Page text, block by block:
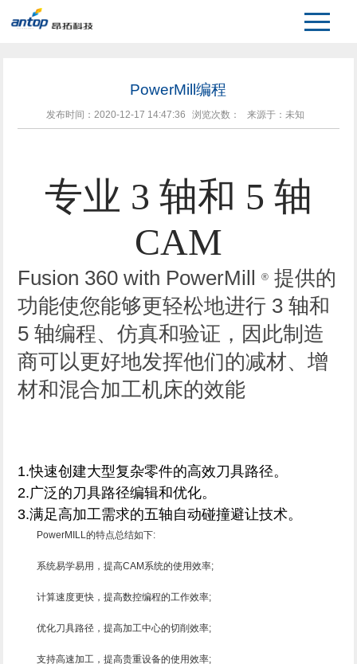
首页>
PowerMill编程
发布时间：2020-12-17 14:47:36 浏览次数： 来源于：未知
专业 3 轴和 5 轴
CAM
Fusion 360 with PowerMill ® 提供的
功能使您能够更轻松地进行 3 轴和
5 轴编程、仿真和验证，因此制造
商可以更好地发挥他们的减材、增
材和混合加工机床的效能
1.快速创建大型复杂零件的高效刀具路径。
2.广泛的刀具路径编辑和优化。
3.满足高加工需求的五轴自动碰撞避让技术。
PowerMILL的特点总结如下:
系统易学易用，提高CAM系统的使用效率;
计算速度更快，提高数控编程的工作效率;
优化刀具路径，提高加工中心的切削效率;
支持高速加工，提高贵重设备的使用效率;